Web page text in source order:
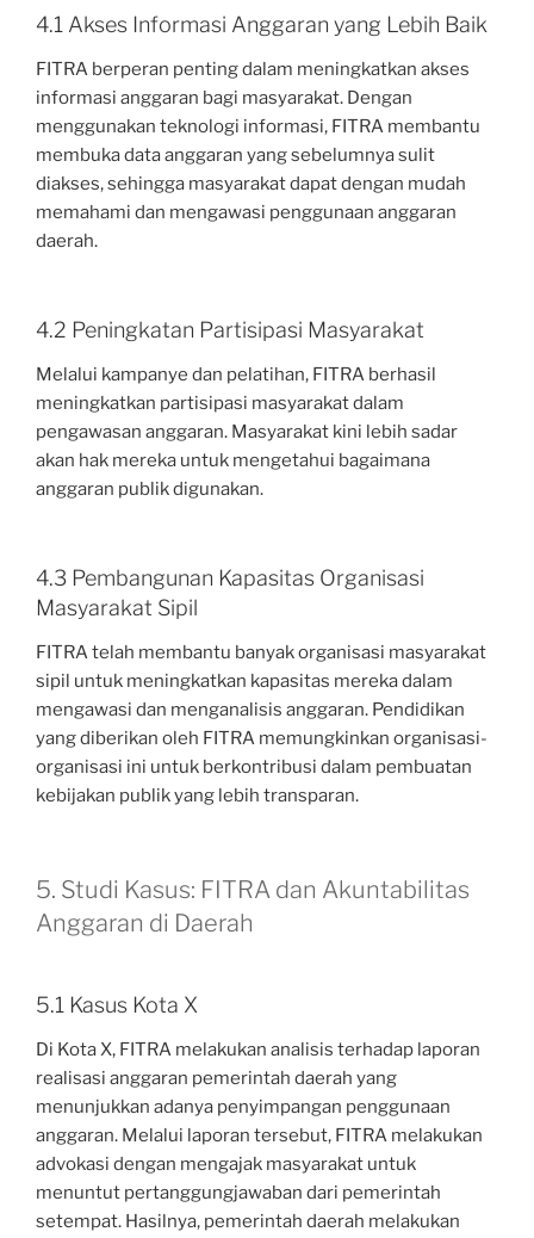
4.1 Akses Informasi Anggaran yang Lebih Baik
FITRA berperan penting dalam meningkatkan akses
informasi anggaran bagi masyarakat. Dengan
menggunakan teknologi informasi, FITRA membantu
membuka data anggaran yang sebelumnya sulit
diakses, sehingga masyarakat dapat dengan mudah
memahami dan mengawasi penggunaan anggaran
daerah.
4.2 Peningkatan Partisipasi Masyarakat
Melalui kampanye dan pelatihan, FITRA berhasil
meningkatkan partisipasi masyarakat dalam
pengawasan anggaran. Masyarakat kini lebih sadar
akan hak mereka untuk mengetahui bagaimana
anggaran publik digunakan.
4.3 Pembangunan Kapasitas Organisasi
Masyarakat Sipil
FITRA telah membantu banyak organisasi masyarakat
sipil untuk meningkatkan kapasitas mereka dalam
mengawasi dan menganalisis anggaran. Pendidikan
yang diberikan oleh FITRA memungkinkan organisasi-
organisasi ini untuk berkontribusi dalam pembuatan
kebijakan publik yang lebih transparan.
5. Studi Kasus: FITRA dan Akuntabilitas
Anggaran di Daerah
5.1 Kasus Kota X
Di Kota X, FITRA melakukan analisis terhadap laporan
realisasi anggaran pemerintah daerah yang
menunjukkan adanya penyimpangan penggunaan
anggaran. Melalui laporan tersebut, FITRA melakukan
advokasi dengan mengajak masyarakat untuk
menuntut pertanggungjawaban dari pemerintah
setempat. Hasilnya, pemerintah daerah melakukan